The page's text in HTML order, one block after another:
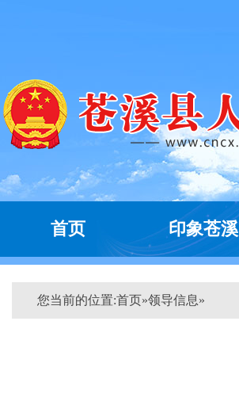
首页 印象苍溪
您当前的位置:首页»领导信息»